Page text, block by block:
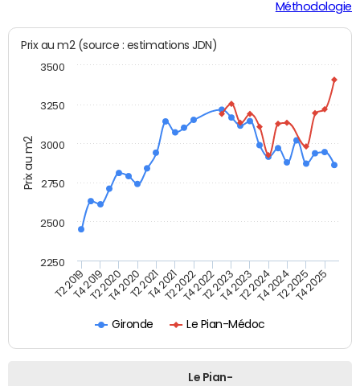
Méthodologie
Prix au m2
Prix au m2 (source : estimations JDN)
Gironde Le Pian-Médoc
T2 2019T4 2019T2 2020T4 2020T2 2021T4 2021T2 2022T4 2022T2 2023T4 2023T2 2024T4 2024T2 2025T4 2025
2250
2500
2750
3000
3250
3500
Le Pian-